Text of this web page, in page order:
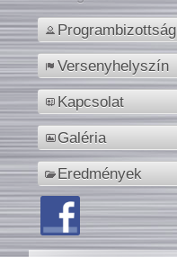
Programbizottság
Versenyhelyszín
Kapcsolat
Galéria
Eredmények